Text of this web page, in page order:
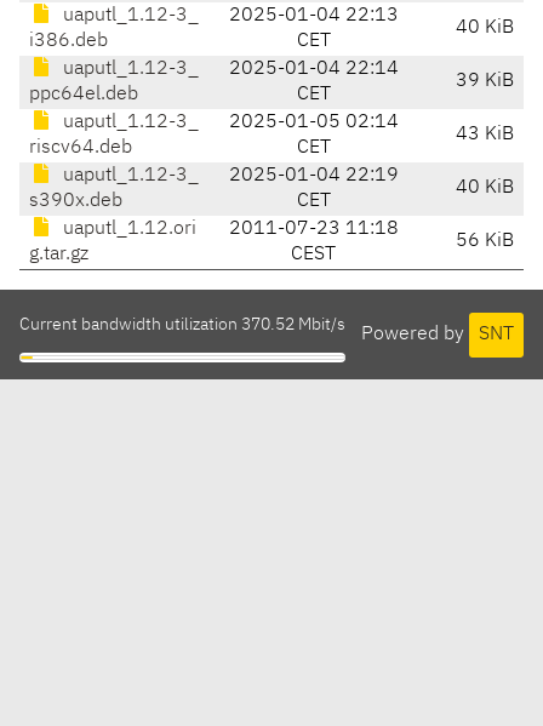
uaputl_1.12-3_
i386.deb
2025-01-04 22:13
CET
40 KiB
uaputl_1.12-3_
ppc64el.deb
2025-01-04 22:14
CET
39 KiB
uaputl_1.12-3_
riscv64.deb
2025-01-05 02:14
CET
43 KiB
uaputl_1.12-3_
s390x.deb
2025-01-04 22:19
CET
40 KiB
uaputl_1.12.ori
g.tar.gz
2011-07-23 11:18
CEST
56 KiB
Powered by SNT
Current bandwidth utilization 370.52 Mbit/s